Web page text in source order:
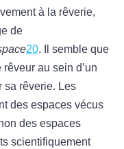
à la rêverie,
de
20. Il semble que
au sein d’un
sa rêverie. Les
des espaces vécus
des espaces
scientifiquement